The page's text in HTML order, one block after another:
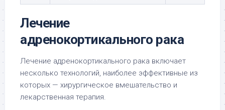
Лечение
адренокортикального рака
Лечение адренокортикального рака включает
несколько технологий, наиболее эффективные из
которых — хирургическое вмешательство и
лекарственная терапия.